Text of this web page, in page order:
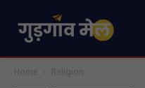
Home Religion